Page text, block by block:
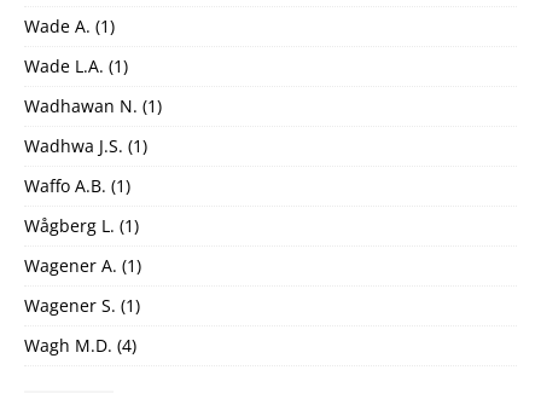
Wade A. (1)
Wade L.A. (1)
Wadhawan N. (1)
Wadhwa J.S. (1)
Waffo A.B. (1)
Wågberg L. (1)
Wagener A. (1)
Wagener S. (1)
Wagh M.D. (4)